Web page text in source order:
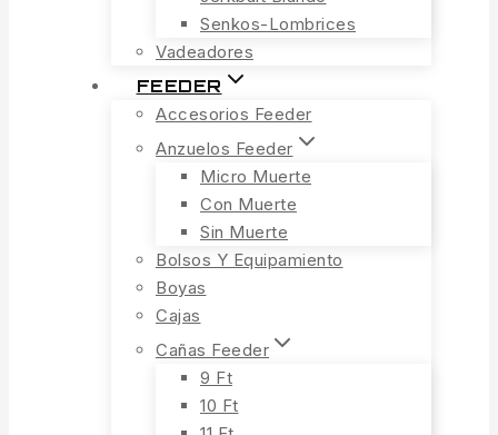
Senkos-Lombrices
Vadeadores
FEEDER
Accesorios Feeder
Anzuelos Feeder
Micro Muerte
Con Muerte
Sin Muerte
Bolsos Y Equipamiento
Boyas
Cajas
Cañas Feeder
9 Ft
10 Ft